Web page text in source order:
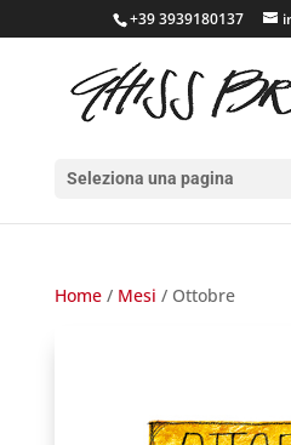
+39 3939180137
Seleziona una pagina
Home/ Mesi / Ottobre